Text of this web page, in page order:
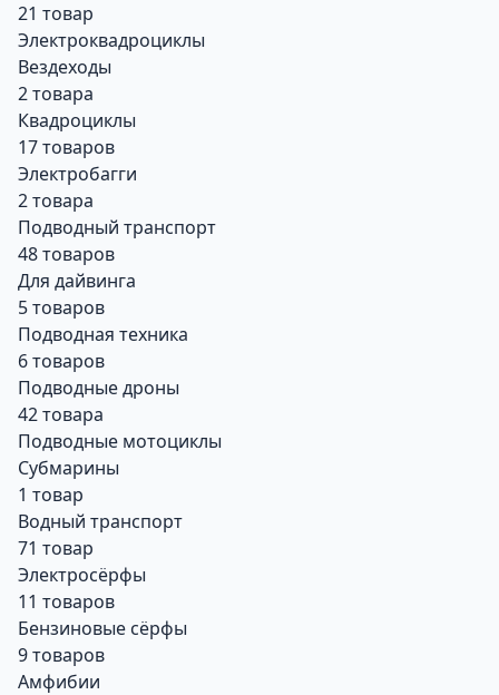
21 товар
Электроквадроциклы
Вездеходы
2 товара
Квадроциклы
17 товаров
Электробагги
2 товара
Подводный транспорт
48 товаров
Для дайвинга
5 товаров
Подводная техника
6 товаров
Подводные дроны
42 товара
Подводные мотоциклы
Субмарины
1 товар
Водный транспорт
71 товар
Электросёрфы
11 товаров
Бензиновые сёрфы
9 товаров
Амфибии